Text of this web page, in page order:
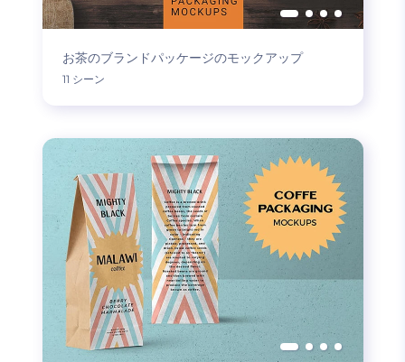
お茶のブランドパッケージのモックアップ
11 シーン